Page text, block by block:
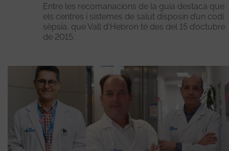
Entre les recomanacions de la guia destaca que
els centres i sistemes de salut disposin d’un codi
sèpsia, que Vall d'Hebron té des del 15 d’octubre
de 2015.